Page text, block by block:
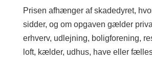
Prisen afhænger af skadedyret,
sidder, og om opgaven gælder
erhverv, udlejning, boligforening,
loft, kælder, udhus, have eller